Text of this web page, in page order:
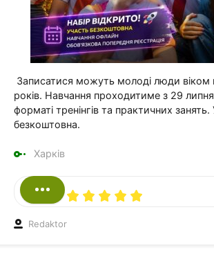
Записатися можуть молоді люди віком
років. Навчання проходитиме з 29
форматі тренінгів та практичних
безкоштовна.
Харків
Redaktor